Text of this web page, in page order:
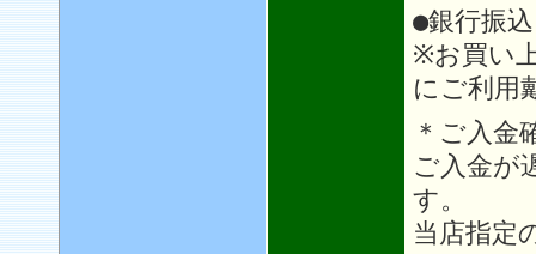
●銀行振込
※お買い
にご利用
＊ご入金
ご入金が
す。
当店指定